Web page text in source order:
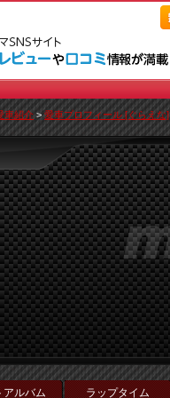
車紹介 >愛車プロフィール [ぐらえな]
アルバム ラップタイム